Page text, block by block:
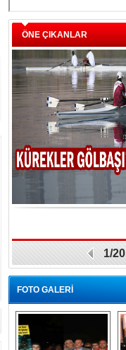
ÖNE ÇIKANLAR
1/20
FOTO GALERİ